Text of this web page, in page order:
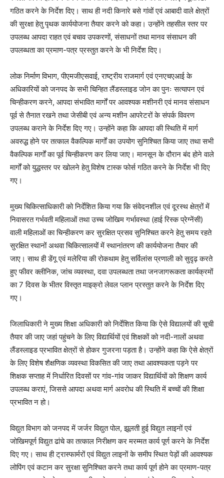
गठित करने के निर्देश दिए। साथ ही नदी किनारे बसे गांवों एवं आबादी वाले क्षेत्रों
की सुरक्षा हेतु पृथक कार्ययोजना तैयार करने को कहा। उन्होंने तहसील स्तर पर
उपलब्ध आपदा राहत एवं बचाव उपकरणों, संसाधनों तथा मानव संसाधन की
उपलब्धता का प्रमाण-पत्र प्रस्तुत करने के भी निर्देश दिए।
लोक निर्माण विभाग, पीएमजीएसवाई, राष्ट्रीय राजमार्ग एवं एनएचएआई के
अधिकारियों को जनपद के सभी चिन्हित लैंडस्लाइड जोन का पुनः सत्यापन एवं
चिन्हीकरण करने, आपदा संभावित मार्गों पर आवश्यक मशीनरी एवं मानव संसाधन
पूर्व से तैनात रखने तथा जेसीबी एवं अन्य मशीन आपरेटरों के संपर्क विवरण
उपलब्ध कराने के निर्देश दिए गए। उन्होंने कहा कि आपदा की स्थिति में मार्ग
अवरुद्ध होने पर तत्काल वैकल्पिक मार्गों का उपयोग सुनिश्चित किया जाए तथा सभी
वैकल्पिक मार्गों का पूर्व चिन्हीकरण कर लिया जाए। मानसून के दौरान बंद होने वाले
मार्गों को युद्धस्तर पर खोलने हेतु विशेष टास्क फोर्स गठित करने के निर्देश भी दिए
गए।
मुख्य चिकित्साधिकारी को निर्देशित किया गया कि संवेदनशील एवं दूरस्थ क्षेत्रों में
निवासरत गर्भवती महिलाओं तथा उच्च जोखिम गर्भावस्था (हाई रिस्क प्रेग्नेंसी)
वाली महिलाओं का चिन्हीकरण कर सुरक्षित प्रसव सुनिश्चित करने हेतु समय रहते
सुरक्षित स्थानों अथवा चिकित्सालयों में स्थानांतरण की कार्ययोजना तैयार की
जाए। साथ ही डेंगू एवं मलेरिया की रोकथाम हेतु सर्विलांस प्रणाली को सुदृढ़ करते
हुए फीवर क्लीनिक, जांच व्यवस्था, दवा उपलब्धता तथा जनजागरूकता कार्यक्रमों
का 7 दिवस के भीतर विस्तृत माइक्रो लेवल प्लान प्रस्तुत करने के निर्देश दिए
गए।
जिलाधिकारी ने मुख्य शिक्षा अधिकारी को निर्देशित किया कि ऐसे विद्यालयों की सूची
तैयार की जाए जहां पहुंचने के लिए विद्यार्थियों एवं शिक्षकों को नदी-नालों अथवा
लैंडस्लाइड प्रभावित क्षेत्रों से होकर गुजरना पड़ता है। उन्होंने कहा कि ऐसे क्षेत्रों
के लिए विशेष शैक्षणिक व्यवस्था विकसित की जाए तथा आवश्यकता पड़ने पर
शिक्षक सप्ताह में निर्धारित दिवसों पर गांव-गांव जाकर विद्यार्थियों को शिक्षण कार्य
उपलब्ध कराएं, जिससे आपदा अथवा मार्ग अवरोध की स्थिति में बच्चों की शिक्षा
प्रभावित न हो।
विद्युत विभाग को जनपद में जर्जर विद्युत पोल, झूलती हुई विद्युत लाइनों एवं
जोखिमपूर्ण विद्युत ढांचे का तत्काल निरीक्षण कर मरम्मत कार्य पूर्ण करने के निर्देश
दिए गए। साथ ही ट्रास्फार्मरों एवं विद्युत लाइनों के समीप स्थित पेड़ों की आवश्यक
लोपिंग एवं कटान कर सुरक्षा सुनिश्चित करने तथा कार्य पूर्ण होने का प्रमाण-पत्र